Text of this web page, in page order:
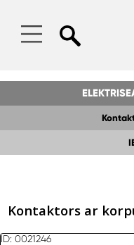
Kontaktors ar
ID: 0021246